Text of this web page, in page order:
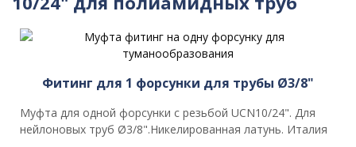
Фитинг для 1 форсунки для трубы Ø3/8"
Муфта для одной форсунки с резьбой UCN10/24". Для
нейлоновых труб Ø3/8".Никелированная латунь. Италия